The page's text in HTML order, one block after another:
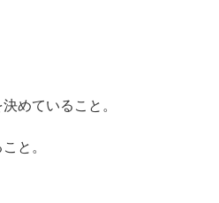
めていること。
と。